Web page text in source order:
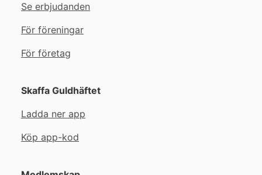
Se erbjudanden
För föreningar
För företag
Skaffa Guldhäftet
Ladda ner app
Köp app-kod